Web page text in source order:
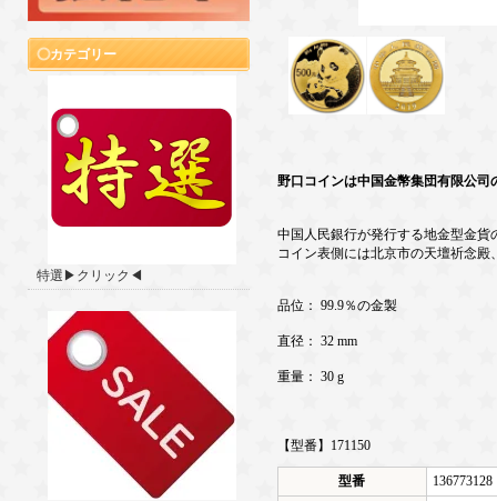
カテゴリー
特選▶クリック◀
野口コインは中国金幣集団有限公司
中国人民銀行が発行する地金型金貨
コイン表側には北京市の天壇祈念
品位： 99.9％の金製
直径： 32 mm
重量： 30 g
【型番】171150
型番
136773128